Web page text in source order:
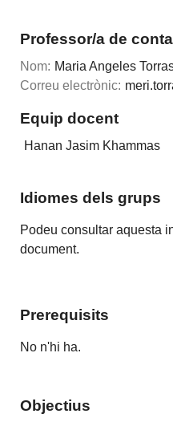
Professor/a de
Nom: Maria Angeles
Correu electrònic:
Equip docent
Hanan Jasim Khammas
Idiomes dels grups
Podeu consultar aquesta
document.
Prerequisits
No n'hi ha.
Objectius